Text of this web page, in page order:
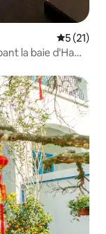
5 (21)
la baie d'Ha